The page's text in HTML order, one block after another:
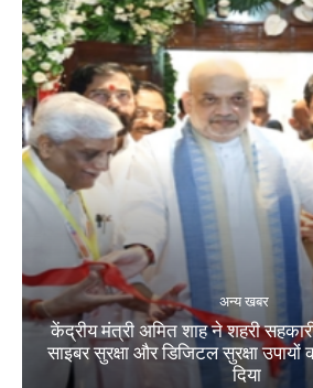
अन्य खबर
केंद्रीय मंत्री अमित शाह ने शहरी
साइबर सुरक्षा और डिजिटल सुरक्षा
दिया